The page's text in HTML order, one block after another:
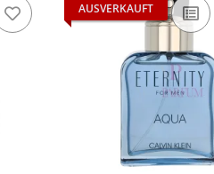
AUSVERKAUFT